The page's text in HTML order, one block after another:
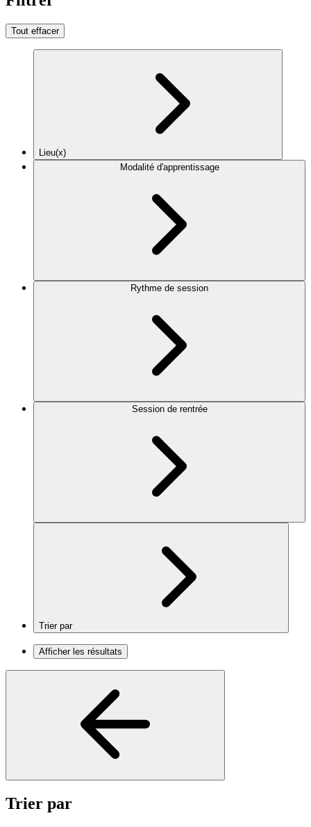
Tout effacer
Lieu(x)
Modalité d'apprentissage
Rythme de session
Session de rentrée
Trier par
Afficher les résultats
Trier par